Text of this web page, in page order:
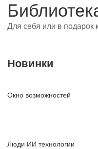
Для себя или в подарок
Новинки
Окно возможностей
Люди ИИ технологии